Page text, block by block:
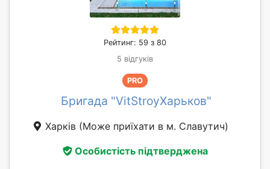
Рейтинг: 59 з 80
5 відгуків
PRO
Бригада "VitStroyХарьков"
Харків (Може приїхати в м. Славутич)
Особистість підтверджена